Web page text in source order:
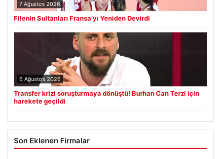
7 Ağustos 2026
Filenin Sultanları Fransa’yı Yeniden Devirdi
6 Ağustos 2026
Transfer krizi soruşturmaya dönüştü! Burhan Can Terzi için
harekete geçildi
Son Eklenen Firmalar